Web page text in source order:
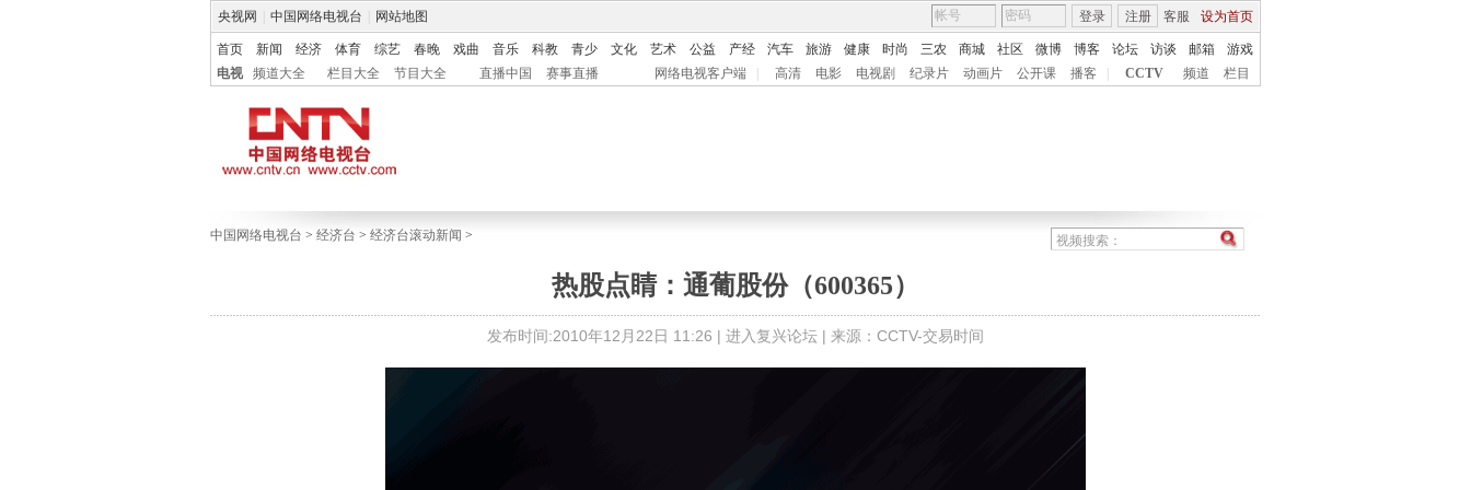
央视网 中国网络电视台 网站地图 客服 设为首页
登录 注册
首页 新闻 经济 体育 综艺 春晚 戏曲 音乐 科教 青少 文化 艺术 公益 产经 汽车 旅游 健康 时尚 三农 商城 社区 微博 博客 论坛 访谈 邮箱
游戏
电视
频道大全 栏目大全 节目大全 直播中国 赛事直播 网络电视客户端 高清 电影 电视剧 纪录片 动画片 公开课 播客 CCTV 频道 栏目
中国网络电视台 > 经济台 > 经济台滚动新闻 >
热股点睛：通葡股份（600365）
发布时间:2010年12月22日 11:26 | 进入复兴论坛 | 来源：CCTV-交易时间